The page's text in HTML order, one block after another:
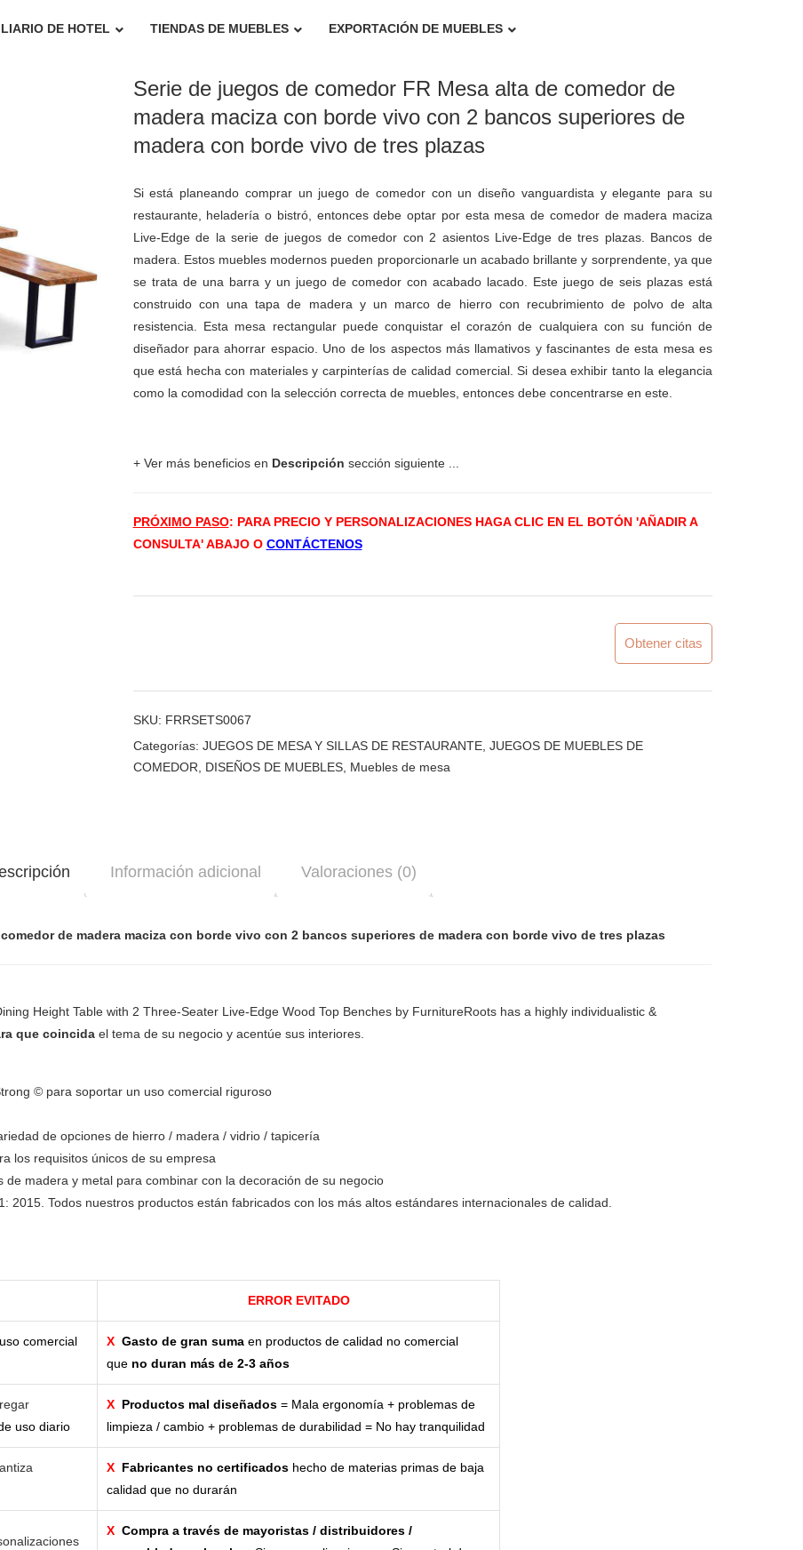
DE HOTEL TIENDAS DE MUEBLES EXPORTACIÓN DE MUEBLES
Serie de juegos de comedor FR Mesa alta de comedor de
madera maciza con borde vivo con 2 bancos superiores de
madera con borde vivo de tres plazas
Si está planeando comprar un juego de comedor con un diseño vanguardista y elegante para su
restaurante, heladería o bistró, entonces debe optar por esta mesa de comedor de madera maciza
Live-Edge de la serie de juegos de comedor con 2 asientos Live-Edge de tres plazas. Bancos de
madera. Estos muebles modernos pueden proporcionarle un acabado brillante y sorprendente, ya que
se trata de una barra y un juego de comedor con acabado lacado. Este juego de seis plazas está
construido con una tapa de madera y un marco de hierro con recubrimiento de polvo de alta
resistencia. Esta mesa rectangular puede conquistar el corazón de cualquiera con su función de
diseñador para ahorrar espacio. Uno de los aspectos más llamativos y fascinantes de esta mesa es
que está hecha con materiales y carpinterías de calidad comercial. Si desea exhibir tanto la elegancia
como la comodidad con la selección correcta de muebles, entonces debe concentrarse en este.
+ Ver más beneficios en Descripción sección siguiente ...
PRÓXIMO PASO: PARA PRECIO Y PERSONALIZACIONES HAGA CLIC EN EL BOTÓN 'AÑADIR A
CONSULTA' ABAJO O CONTÁCTENOS
Obtener citas
SKU: FRRSETS0067
Categorías: JUEGOS DE MESA Y SILLAS DE RESTAURANTE, JUEGOS DE MUEBLES DE
COMEDOR
DISEÑOS DE MUEBLES, Muebles de mesa
Información adicional Valoraciones (0)
de madera maciza con borde vivo con 2 bancos superiores de madera con borde vivo de tres plazas
Height Table with 2 Three-Seater Live-Edge Wood Top Benches by FurnitureRoots has a highly individualistic &
que coincida el tema de su negocio y acentúe sus interiores.
© para soportar un uso comercial riguroso
de opciones de hierro / madera / vidrio / tapicería
los requisitos únicos de su empresa
de madera y metal para combinar con la decoración de su negocio
2015. Todos nuestros productos están fabricados con los más altos estándares internacionales de calidad.
ERROR EVITADO
comercial
X Gasto de gran suma en productos de calidad no comercial
que no duran más de 2-3 años
uso diario
X Productos mal diseñados = Mala ergonomía + problemas de
limpieza / cambio + problemas de durabilidad = No hay tranquilidad
X Fabricantes no certificados hecho de materias primas de baja
calidad que no durarán
X Compra a través de mayoristas / distribuidores /